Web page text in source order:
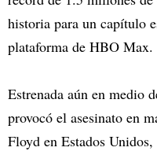
historia para un capítulo
plataforma de HBO Max.
Estrenada aún en medio
provocó el asesinato en
Floyd en Estados